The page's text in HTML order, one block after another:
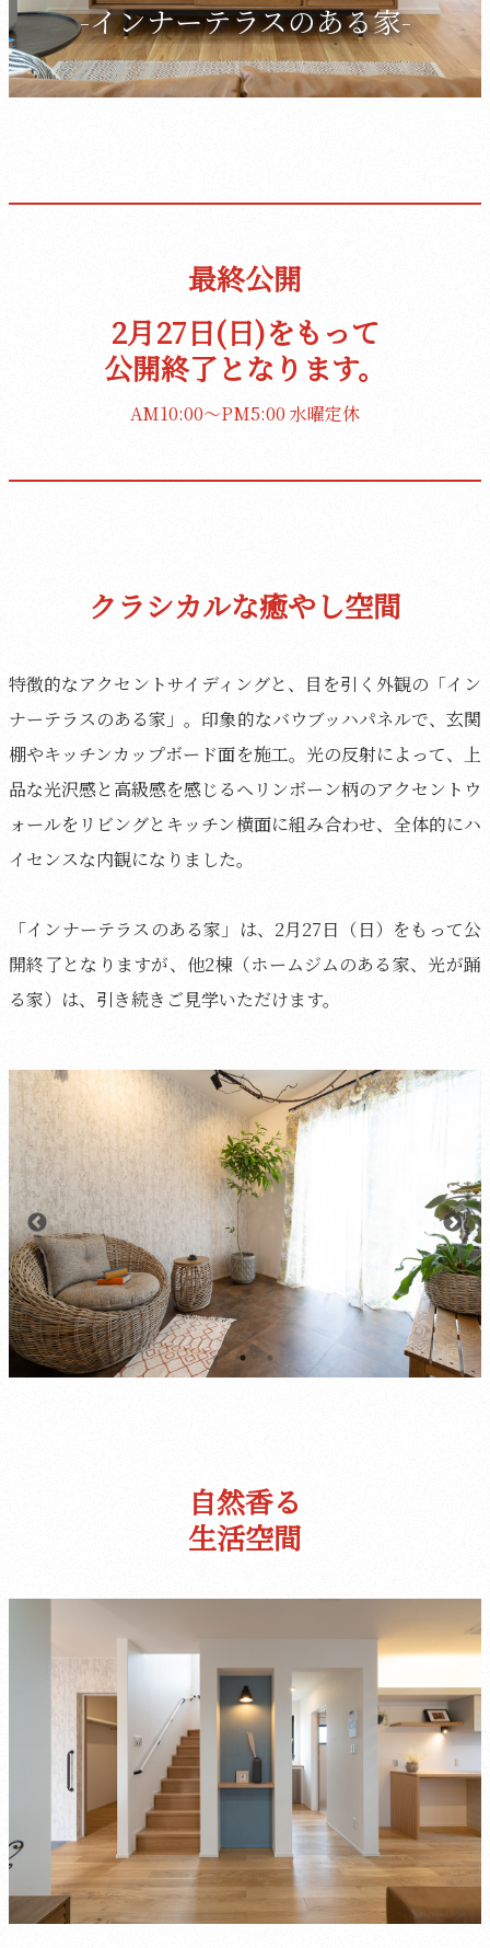
-インナーテラスのある家-
最終公開
2月27日(日)をもって
公開終了となります。
AM10:00～PM5:00 水曜定休
クラシカルな癒やし空間
特徴的なアクセントサイディングと、目を引く外観の「イン
ナーテラスのある家」。印象的なバウブッハパネルで、玄関
棚やキッチンカップボード面を施工。光の反射によって、上
品な光沢感と高級感を感じるヘリンボーン柄のアクセントウ
ォールをリビングとキッチン横面に組み合わせ、全体的にハ
イセンスな内観になりました。
「インナーテラスのある家」は、2月27日（日）をもって公
開終了となりますが、他2棟（ホームジムのある家、光が踊
る家）は、引き続きご見学いただけます。
自然香る
生活空間